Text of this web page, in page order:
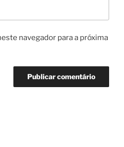
navegador para a próxima